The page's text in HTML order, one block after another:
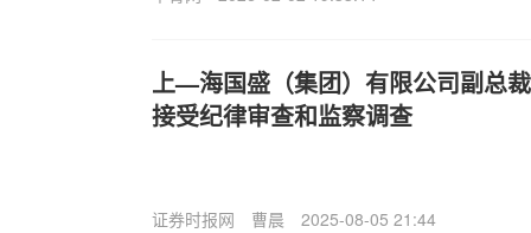
上—海国盛（集团）有限公司副总
接受纪律审查和监察调查
证券时报网 曹晨 2025-08-05 21:44